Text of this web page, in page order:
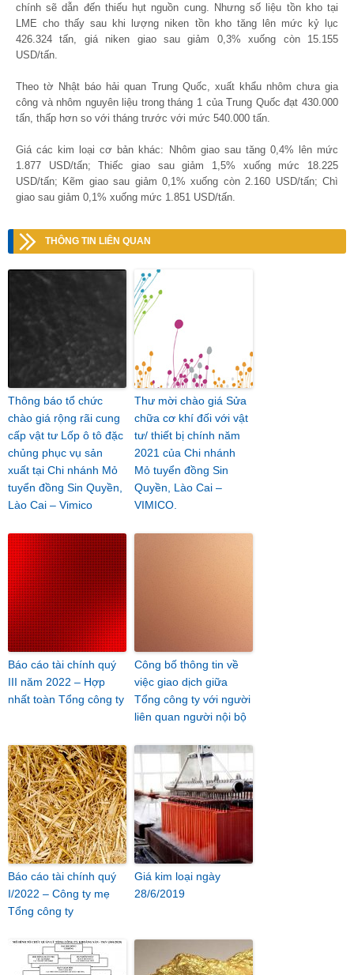
chính sẽ dẫn đến thiếu hụt nguồn cung. Nhưng số liệu tồn kho tại
LME cho thấy sau khi lượng niken tồn kho tăng lên mức kỷ lục
426.324 tấn, giá niken giao sau giảm 0,3% xuống còn 15.155
USD/tấn.
Theo tờ Nhật báo hải quan Trung Quốc, xuất khẩu nhôm chưa gia
công và nhôm nguyên liệu trong tháng 1 của Trung Quốc đạt 430.000
tấn, thấp hơn so với tháng trước với mức 540.000 tấn.
Giá các kim loại cơ bản khác: Nhôm giao sau tăng 0,4% lên mức
1.877 USD/tấn; Thiếc giao sau giảm 1,5% xuống mức 18.225
USD/tấn; Kẽm giao sau giảm 0,1% xuống còn 2.160 USD/tấn; Chì
giao sau giảm 0,1% xuống mức 1.851 USD/tấn.
THÔNG TIN LIÊN QUAN
Thông báo tổ chức
chào giá rộng rãi cung
cấp vật tư Lốp ô tô đặc
chủng phục vụ sản
xuất tại Chi nhánh Mỏ
tuyển đồng Sin Quyền,
Lào Cai – Vimico
Thư mời chào giá Sửa
chữa cơ khí đối với vật
tư/ thiết bị chính năm
2021 của Chi nhánh
Mỏ tuyển đồng Sin
Quyền, Lào Cai –
VIMICO.
Báo cáo tài chính quý
III năm 2022 – Hợp
nhất toàn Tổng công ty
Công bố thông tin về
việc giao dịch giữa
Tổng công ty với người
liên quan người nội bộ
Báo cáo tài chính quý
I/2022 – Công ty mẹ
Tổng công ty
Giá kim loại ngày
28/6/2019